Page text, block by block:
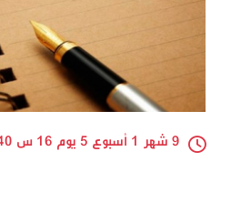
9 شهر 1 أسبوع 5 يوم 16 س 40 د 42 ث